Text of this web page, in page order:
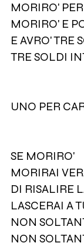
MORIRO'
MORIRO' E
E AVRO' TRE
TRE SOLDI
UNO PER
SE MORIRO'
MORIRAI
DI RISALIRE
LASCERAI A
NON
NON